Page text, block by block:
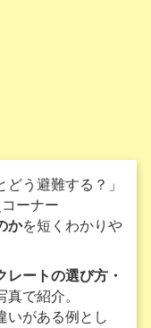
どう避難する？」
ーナー
かを短くわかりや
レートの選び方・
真で紹介。
いがある例とし